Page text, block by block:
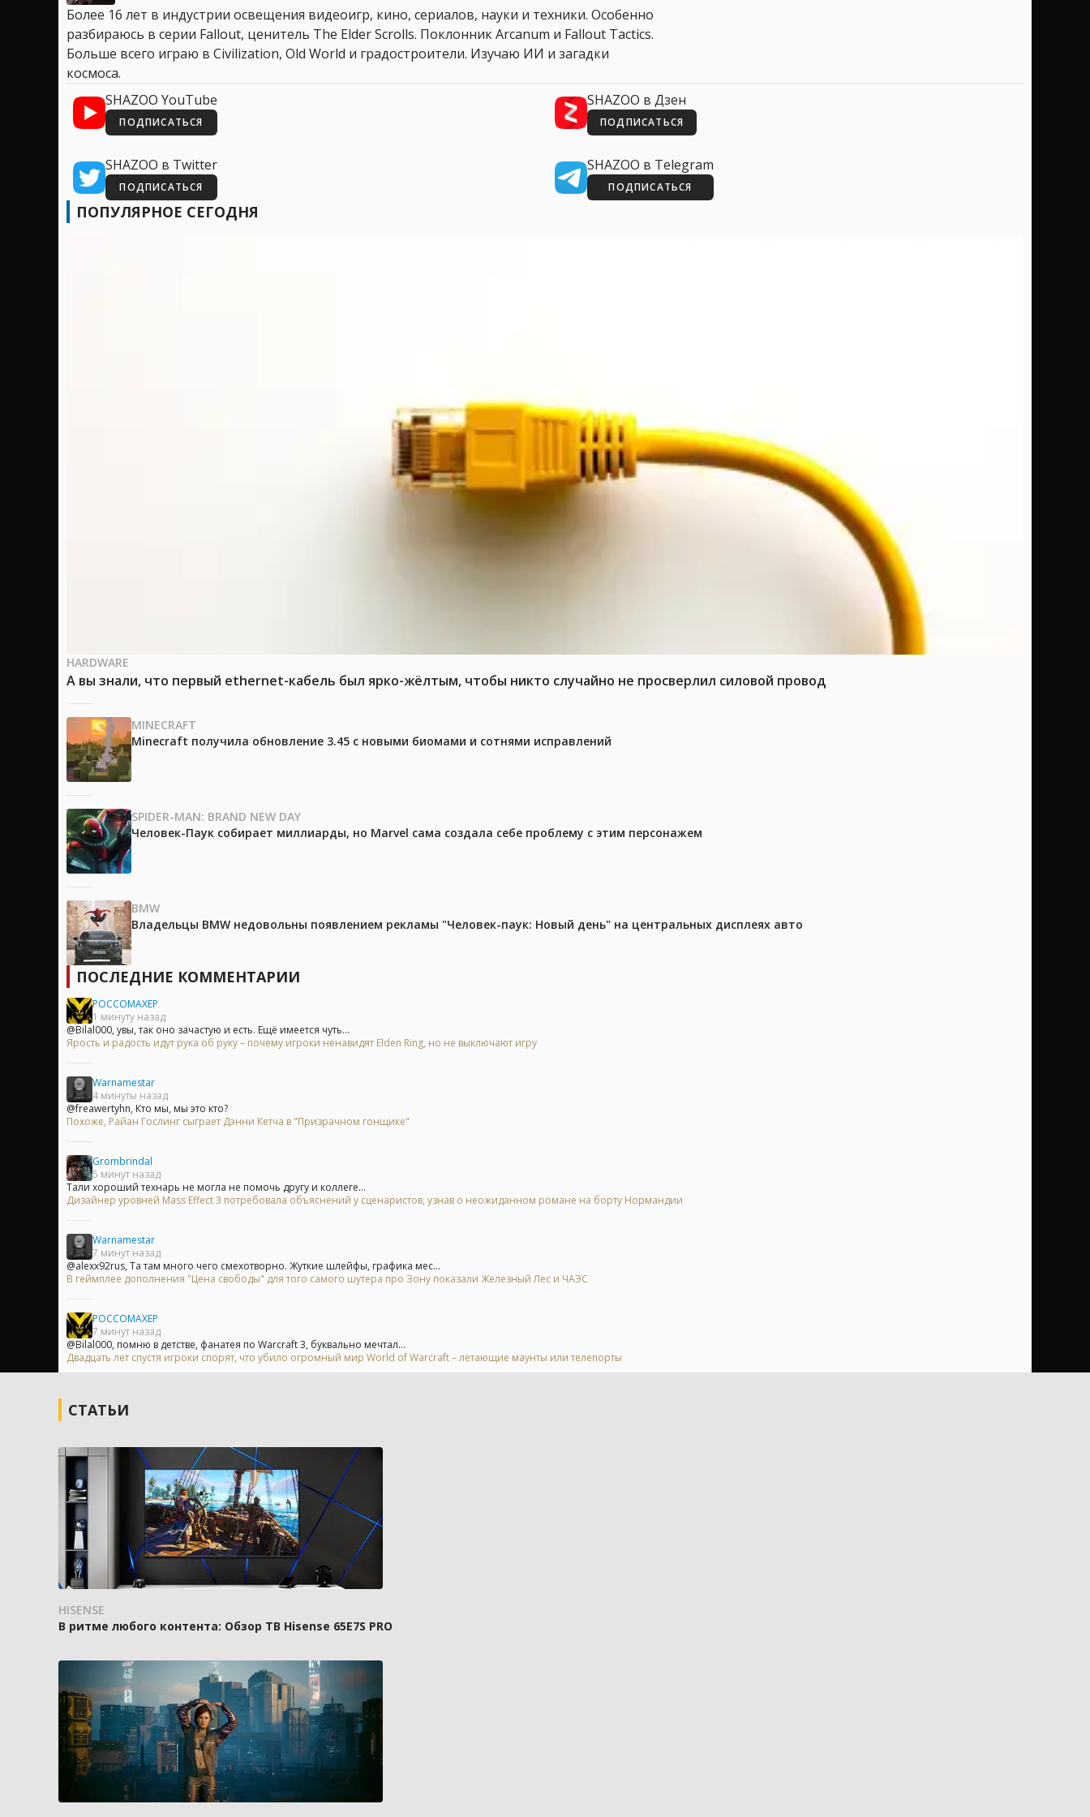
Более 16 лет в индустрии освещения видеоигр, кино, сериалов, науки и техники. Особенно
разбираюсь в серии Fallout, ценитель The Elder Scrolls. Поклонник Arcanum и Fallout Tactics.
Больше всего играю в Civilization, Old World и градостроители. Изучаю ИИ и загадки
космоса.
SHAZOO YouTube
ПОДПИСАТЬСЯ
SHAZOO в Дзен
ПОДПИСАТЬСЯ
SHAZOO в Twitter
ПОДПИСАТЬСЯ
SHAZOO в Telegram
ПОДПИСАТЬСЯ
ПОПУЛЯРНОЕ СЕГОДНЯ
HARDWARE
А вы знали, что первый ethernet-кабель был ярко-жёлтым, чтобы никто случайно не просверлил силовой провод
MINECRAFT
Minecraft получила обновление 3.45 с новыми биомами и сотнями исправлений
SPIDER-MAN: BRAND NEW DAY
Человек-Паук собирает миллиарды, но Marvel сама создала себе проблему с этим персонажем
BMW
Владельцы BMW недовольны появлением рекламы "Человек-паук: Новый день" на центральных дисплеях авто
ПОСЛЕДНИЕ КОММЕНТАРИИ
POCCOMAXEP
1 минуту назад
@Bilal000, увы, так оно зачастую и есть. Ещё имеется чуть...
Ярость и радость идут рука об руку – почему игроки ненавидят Elden Ring, но не выключают игру
Warnamestar
4 минуты назад
@freawertyhn, Кто мы, мы это кто?
Похоже, Райан Гослинг сыграет Дэнни Кетча в "Призрачном гонщике"
Grombrindal
5 минут назад
Тали хороший технарь не могла не помочь другу и коллеге...
Дизайнер уровней Mass Effect 3 потребовала объяснений у сценаристов, узнав о неожиданном романе на борту Нормандии
Warnamestar
7 минут назад
@alexx92rus, Та там много чего смехотворно. Жуткие шлейфы, графика мес...
В геймплее дополнения "Цена свободы" для того самого шутера про Зону показали Железный Лес и ЧАЭС
POCCOMAXEP
7 минут назад
@Bilal000, помню в детстве, фанатея по Warcraft 3, буквально мечтал...
Двадцать лет спустя игроки спорят, что убило огромный мир World of Warcraft – летающие маунты или телепорты
СТАТЬИ
HISENSE
В ритме любого контента: Обзор ТВ Hisense 65E7S PRO